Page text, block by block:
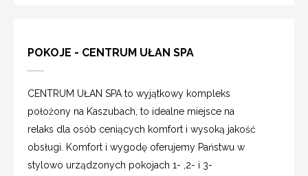
POKOJE - CENTRUM UŁAN SPA
CENTRUM UŁAN SPA to wyjątkowy kompleks
położony na Kaszubach, to idealne miejsce na
relaks dla osób ceniących komfort i wysoką jakość
obsługi. Komfort i wygodę oferujemy Państwu w
stylowo urządzonych pokojach 1- ,2- i 3-